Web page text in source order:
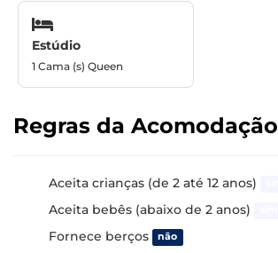
Estúdio
1 Cama (s) Queen
Regras da Acomodação
Aceita crianças (de 2 até 12 anos)
Aceita bebês (abaixo de 2 anos)
Fornece berços não